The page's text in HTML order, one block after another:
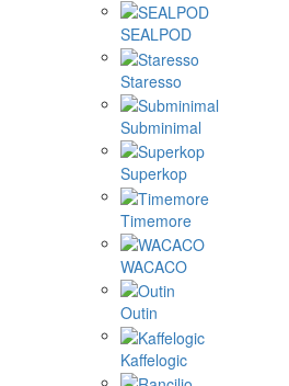
SEALPOD
Staresso
Subminimal
Superkop
Timemore
WACACO
Outin
Kaffelogic